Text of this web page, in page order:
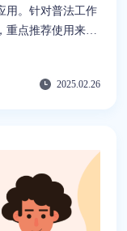
用。针对普法工作
点推荐使用来画
在预算有限的情况
频内容。 2025.02.26